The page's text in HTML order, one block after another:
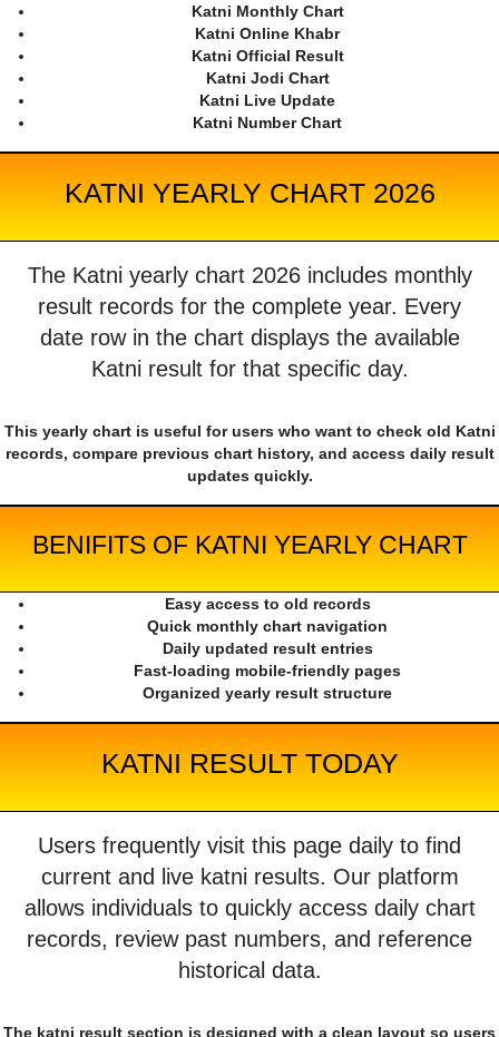
Katni Monthly Chart
Katni Online Khabr
Katni Official Result
Katni Jodi Chart
Katni Live Update
Katni Number Chart
KATNI YEARLY CHART 2026
The Katni yearly chart 2026 includes monthly
result records for the complete year. Every
date row in the chart displays the available
Katni result for that specific day.
This yearly chart is useful for users who want to check old Katni
records, compare previous chart history, and access daily result
updates quickly.
BENIFITS OF KATNI YEARLY CHART
Easy access to old records
Quick monthly chart navigation
Daily updated result entries
Fast-loading mobile-friendly pages
Organized yearly result structure
KATNI RESULT TODAY
Users frequently visit this page daily to find
current and live katni results. Our platform
allows individuals to quickly access daily chart
records, review past numbers, and reference
historical data.
The katni result section is designed with a clean layout so users